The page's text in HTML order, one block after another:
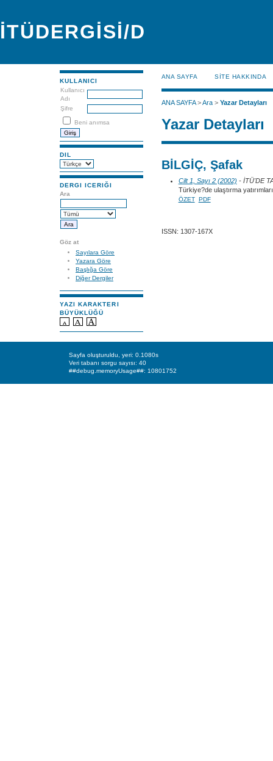
İTÜDERGİSİ/D
KULLANICI
Kullanıcı
Adı
Şifre
Beni anımsa
DIL
DERGI ICERIĞI
Ara
Göz at
Sayılara Göre
Yazara Göre
Başlığa Göre
Diğer Dergiler
YAZI KARAKTERI
BÜYÜKLÜĞÜ
ANA SAYFA SİTE HAKKINDA
ANA SAYFA>Ara> Yazar Detayları
Yazar Detayları
BİLGİÇ, Şafak
Cilt 1, Sayı 2 (2002) - İTÜ'DE
Türkiye?de ulaştırma
ÖZET PDF
ISSN: 1307-167X
Sayfa oluşturuldu, yeri: 0.1080s
Veri tabanı sorgu sayısı: 40
##debug.memoryUsage##: 10801752